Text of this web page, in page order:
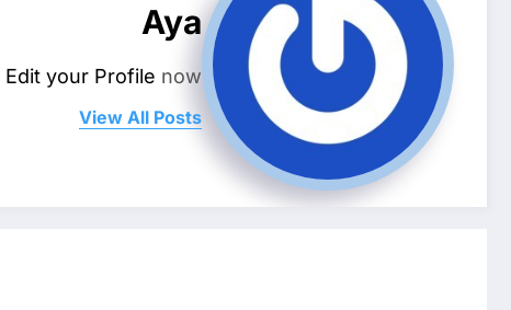
Aya
Edit your Profile now.
View All Posts